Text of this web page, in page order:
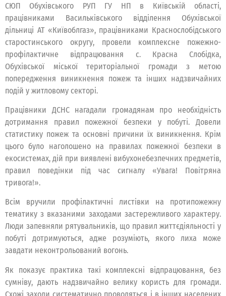
СЮП Обухівського РУП ГУ НП в Київській області,
працівниками Васильківського відділення Обухівської
дільниці АТ «Київоблгаз», працівниками Краснослобідського
старостинського округу, провели комплексне пожежно-
профілактичне відпрацювання с. Красна Слобідка,
Обухівської міської територіальної громади з метою
попередження виникнення пожеж та інших надзвичайних
подій у житловому секторі.
Працівники ДСНС нагадали громадянам про необхідність
дотримання правил пожежної безпеки у побуті. Довели
статистику пожеж та основні причини їх виникнення. Крім
цього було наголошено на правилах пожежної безпеки в
екосистемах, дій при виявлені вибухонебезпечних предметів,
правил поведінки під час сигналу «Увага! Повітряна
тривога!».
Всім вручили профілактичні листівки на протипожежну
тематику з вказаними заходами застережливого характеру.
Люди запевняли рятувальників, що правил життєдіяльності у
побуті дотримуються, адже розуміють, якого лиха може
завдати неконтрольований вогонь.
Як показує практика такі комплексні відпрацювання, без
сумніву, дають надзвичайно велику користь для громади.
Схожі заходи систематично проводяться і в інших населених